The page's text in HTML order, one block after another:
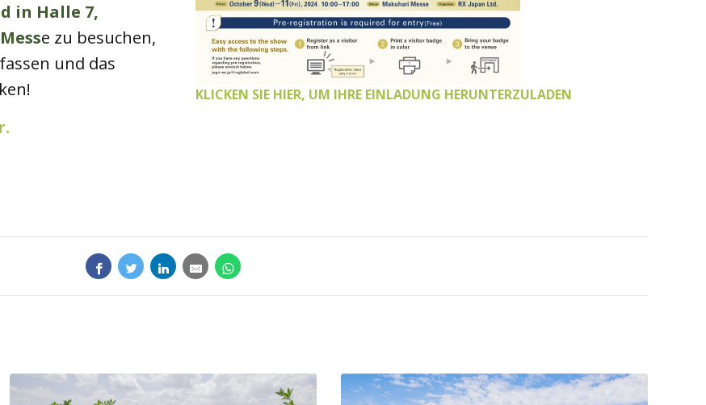
in Halle 7,
e zu besuchen,
und das
KLICKEN SIE HIER, UM IHRE EINLADUNG HERUNTERZULADEN